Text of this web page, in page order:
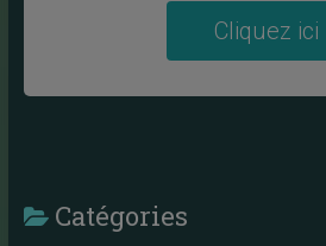
Cliquez ici
Catégories